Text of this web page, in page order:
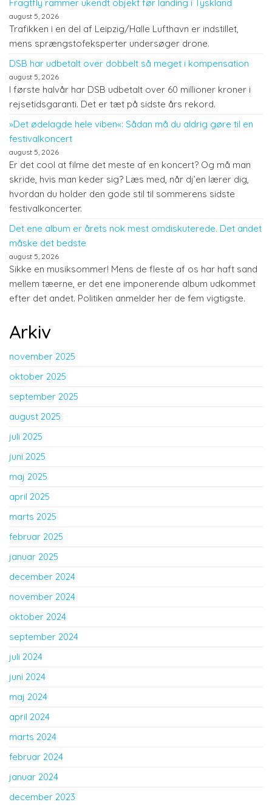
Fragtfly rammer ukendt objekt før landing i Tyskland
august 5, 2026
Trafikken i en del af Leipzig/Halle Lufthavn er indstillet,
mens sprængstofeksperter undersøger drone.
DSB har udbetalt over dobbelt så meget i kompensation
august 5, 2026
I første halvår har DSB udbetalt over 60 millioner kroner i
rejsetidsgaranti. Det er tæt på sidste års rekord.
»Det ødelagde hele viben«: Sådan må du aldrig gøre til en
festivalkoncert
august 5, 2026
Er det cool at filme det meste af en koncert? Og må man
skride, hvis man keder sig? Læs med, når dj’en lærer dig,
hvordan du holder den gode stil til sommerens sidste
festivalkoncerter.
Det ene album er årets nok mest omdiskuterede. Det andet
måske det bedste
august 5, 2026
Sikke en musiksommer! Mens de fleste af os har haft sand
mellem tæerne, er det ene imponerende album udkommet
efter det andet. Politiken anmelder her de fem vigtigste.
Arkiv
november 2025
oktober 2025
september 2025
august 2025
juli 2025
juni 2025
maj 2025
april 2025
marts 2025
februar 2025
januar 2025
december 2024
november 2024
oktober 2024
september 2024
juli 2024
juni 2024
maj 2024
april 2024
marts 2024
februar 2024
januar 2024
december 2023